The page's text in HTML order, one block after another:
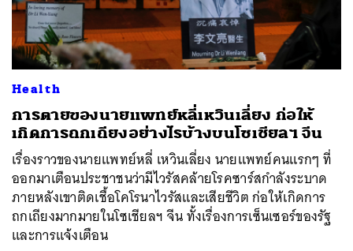
Health
การตายของนายแพทย์หลี่เหวินเลี่ยง ก่อให้
เกิดการถกเถียงอย่างไรบ้างบนโซเชียลฯ จีน
เรื่องราวของนายแพทย์หลี่ เหวินเลี่ยง นายแพทย์คนแรกๆ ที่
ออกมาเตือนประชาชนว่ามีไวรัสคล้ายโรคซาร์สกำลังระบาด
ภายหลังเขาติดเชื้อโคโรนาไวรัสและเสียชีวิต ก่อให้เกิดการ
ถกเถียงมากมายในโซเชียลฯ จีน ทั้งเรื่องการเซ็นเซอร์ของรัฐ
และการแจ้งเตือน